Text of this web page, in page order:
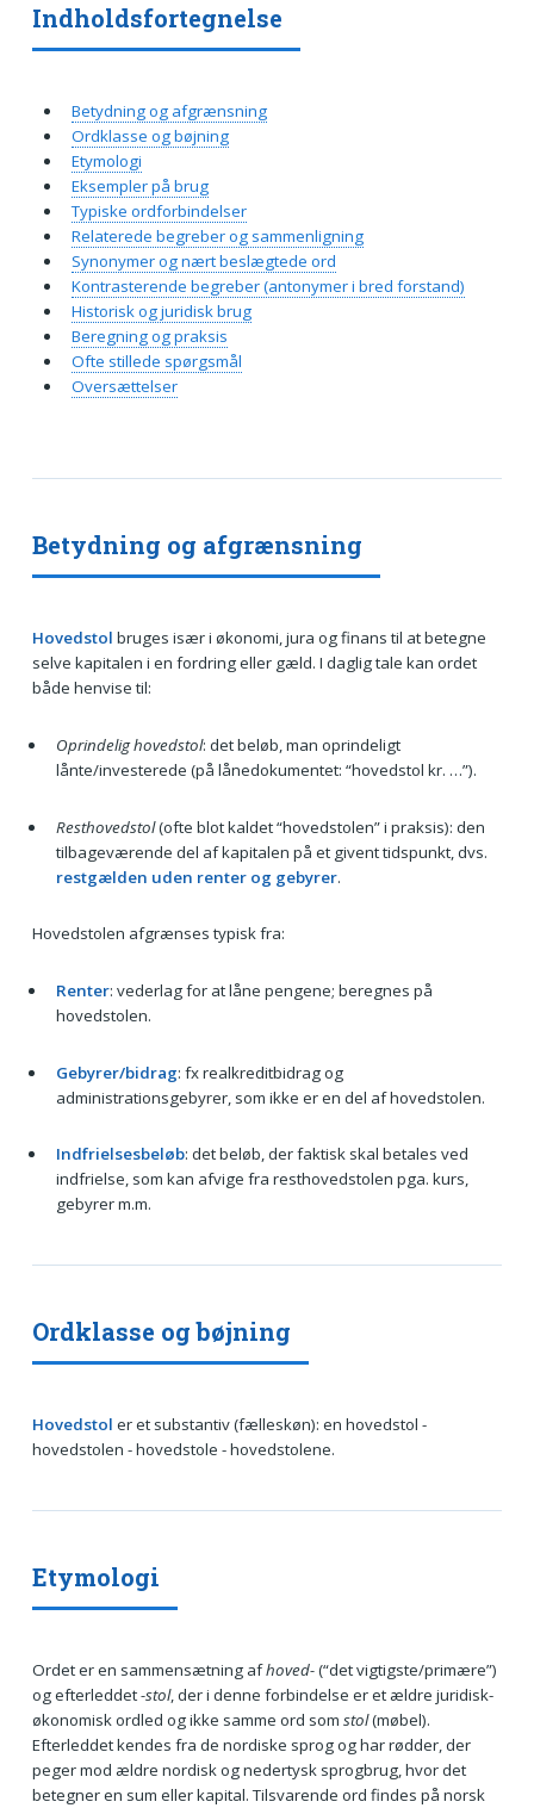
Betydning og afgrænsning
Hovedstol bruges især i økonomi, jura og finans til at betegne
selve kapitalen i en fordring eller gæld. I daglig tale kan ordet
både henvise til:
Oprindelig hovedstol: det beløb, man oprindeligt
lånte/investerede (på lånedokumentet: “hovedstol kr. …”).
Resthovedstol(ofte blot kaldet “hovedstolen” i praksis): den
tilbageværende del af kapitalen på et givent tidspunkt, dvs.
restgælden uden renter og gebyrer.
Hovedstolen afgrænses typisk fra:
Renter: vederlag for at låne pengene; beregnes på
hovedstolen.
Gebyrer/bidrag: fx realkreditbidrag og
administrationsgebyrer, som ikke er en del af hovedstolen.
Indfrielsesbeløb: det beløb, der faktisk skal betales ved
indfrielse, som kan afvige fra resthovedstolen pga. kurs,
gebyrer m.m.
Ordklasse og bøjning
Hovedstol er et substantiv (fælleskøn): en hovedstol -
hovedstolen - hovedstole - hovedstolene.
Etymologi
Ordet er en sammensætning afhoved-(“det vigtigste/primære”)
og efterleddet-stol, der i denne forbindelse er et ældre juridisk-
økonomisk ordled og ikke samme ord som stol(møbel).
Efterleddet kendes fra de nordiske sprog og har rødder, der
peger mod ældre nordisk og nedertysk sprogbrug, hvor det
betegner en sum eller kapital. Tilsvarende ord findes på norsk
Indholdsfortegnelse
Betydning og afgrænsning
Ordklasse og bøjning
Etymologi
Eksempler på brug
Typiske ordforbindelser
Relaterede begreber og sammenligning
Synonymer og nært beslægtede ord
Kontrasterende begreber (antonymer i bred forstand)
Historisk og juridisk brug
Beregning og praksis
Ofte stillede spørgsmål
Oversættelser